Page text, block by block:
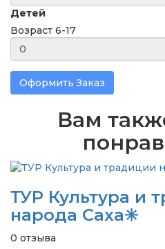
Детей
Возраст 6-17
Оформить Заказ
Вам
ТУР Культура и
народа Саха✳️
0 отзыва